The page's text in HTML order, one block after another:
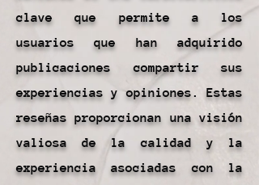
clave que permite a los
usuarios que han adquirido
publicaciones compartir sus
experiencias y opiniones. Estas
reseñas proporcionan una visión
valiosa de la calidad y la
experiencia asociadas con la